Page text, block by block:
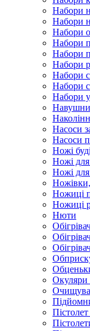
Набори
Набори
Набори
Набори
Набори
Набори
Набори
Набори
Набори
Насоси
Насоси
Ножі
Ножі
Ножі для
Ножиці
Ножиці
Нюти
Окуляри